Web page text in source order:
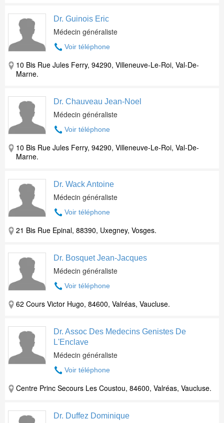
Dr. Guinois Eric
Médecin généraliste
Voir téléphone
10 Bis Rue Jules Ferry, 94290, Villeneuve-Le-Roi, Val-De-
Marne.
Dr. Chauveau Jean-Noel
Médecin généraliste
Voir téléphone
10 Bis Rue Jules Ferry, 94290, Villeneuve-Le-Roi, Val-De-
Marne.
Dr. Wack Antoine
Médecin généraliste
Voir téléphone
21 Bis Rue Epinal, 88390, Uxegney, Vosges.
Dr. Bosquet Jean-Jacques
Médecin généraliste
Voir téléphone
62 Cours Victor Hugo, 84600, Valréas, Vaucluse.
Dr. Assoc Des Medecins Genistes De
L'Enclave
Médecin généraliste
Voir téléphone
Centre Princ Secours Les Coustou, 84600, Valréas, Vaucluse.
Dr. Duffez Dominique